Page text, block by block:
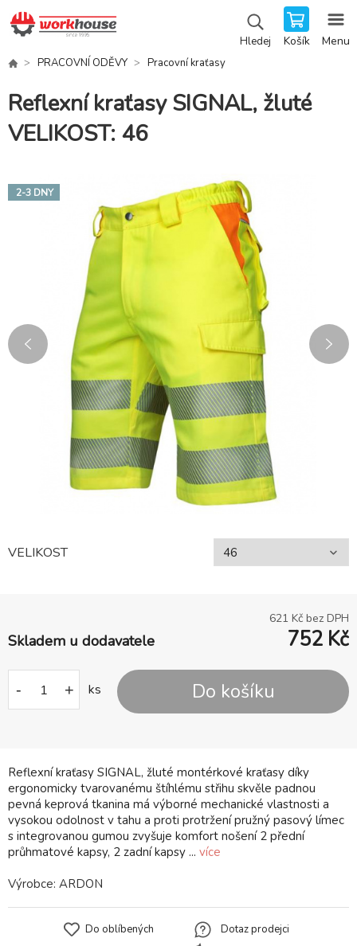
Hledej Košík Menu
PRACOVNÍ ODĚVY Pracovní kraťasy
Reflexní kraťasy SIGNAL, žluté
VELIKOST: 46
2-3 DNY
Reflexní kraťasy SIGNAL, žluté montérkové kraťasy díky
ergonomicky tvarovanému štíhlému střihu skvěle padnou
pevná keprová tkanina má výborné mechanické vlastnosti a
vysokou odolnost v tahu a proti protržení pružný pasový límec
s integrovanou gumou zvyšuje komfort nošení 2 přední
průhmatové kapsy, 2 zadní kapsy ... více
VELIKOST
621 Kč bez DPH
Skladem u dodavatele 752 Kč
- + ks Do košíku
Výrobce: ARDON
Do oblíbených
Dotaz prodejci